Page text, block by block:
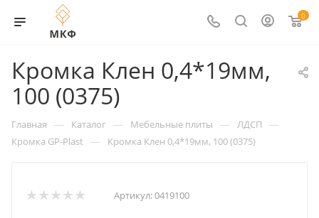
0
Кромка Клен 0,4*19мм,
100 (0375)
Главная — Каталог — Мебельные плиты — ЛДСП —
Кромка GP-Plast — Кромка Клен 0,4*19мм, 100 (0375)
Артикул:0419100